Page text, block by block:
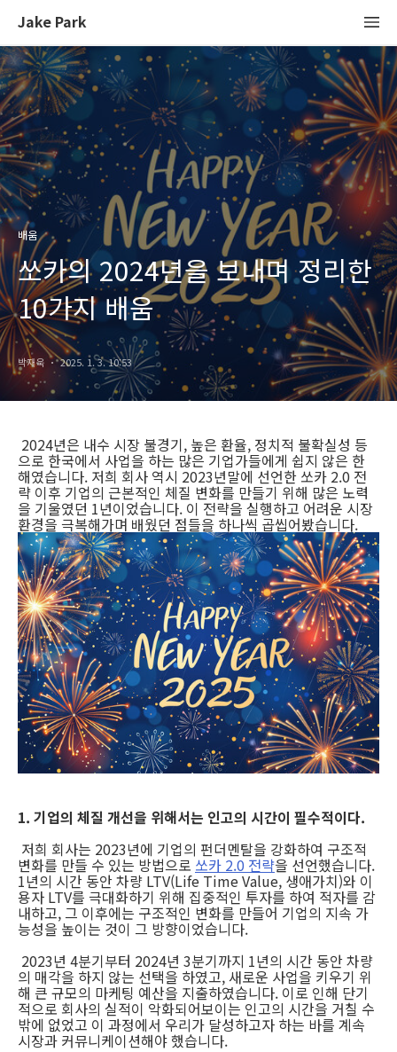
Jake Park
배움
쏘카의 2024년을 보내며 정리한
10가지 배움
박재욱 2025. 1. 3. 10:53
2024년은 내수 시장 불경기, 높은 환율, 정치적 불확실성 등
으로 한국에서 사업을 하는 많은 기업가들에게 쉽지 않은 한
해였습니다. 저희 회사 역시 2023년말에 선언한 쏘카 2.0 전
략 이후 기업의 근본적인 체질 변화를 만들기 위해 많은 노력
을 기울였던 1년이었습니다. 이 전략을 실행하고 어려운 시장
환경을 극복해가며 배웠던 점들을 하나씩 곱씹어봤습니다.
1. 기업의 체질 개선을 위해서는 인고의 시간이 필수적이다.
저희 회사는 2023년에 기업의 펀더멘탈을 강화하여 구조적
변화를 만들 수 있는 방법으로 쏘카 2.0 전략을 선언했습니다.
1년의 시간 동안 차량 LTV(Life Time Value, 생애가치)와 이
용자 LTV를 극대화하기 위해 집중적인 투자를 하여 적자를 감
내하고, 그 이후에는 구조적인 변화를 만들어 기업의 지속 가
능성을 높이는 것이 그 방향이었습니다.
2023년 4분기부터 2024년 3분기까지 1년의 시간 동안 차량
의 매각을 하지 않는 선택을 하였고, 새로운 사업을 키우기 위
해 큰 규모의 마케팅 예산을 지출하였습니다. 이로 인해 단기
적으로 회사의 실적이 악화되어보이는 인고의 시간을 거칠 수
밖에 없었고 이 과정에서 우리가 달성하고자 하는 바를 계속
시장과 커뮤니케이션해야 했습니다.